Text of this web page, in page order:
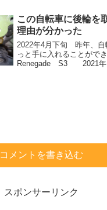
この自転車に後輪を
理由が分かった
2022年4月下旬 昨年、自
っと手に入れることが
Renegade S3 2021年
コメントを書き込む
スポンサーリンク